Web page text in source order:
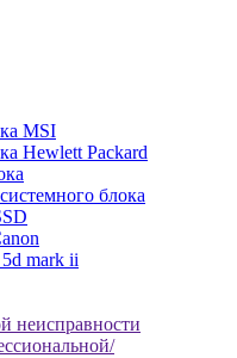
MSI
Hewlett Packard
блока
mark ii
неисправности